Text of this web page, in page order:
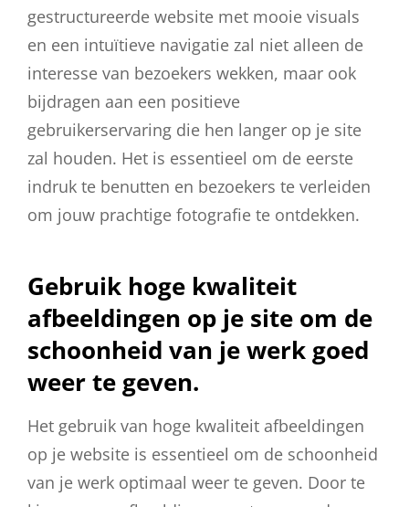
gestructureerde website met mooie visuals
en een intuïtieve navigatie zal niet alleen de
interesse van bezoekers wekken, maar ook
bijdragen aan een positieve
gebruikerservaring die hen langer op je site
zal houden. Het is essentieel om de eerste
indruk te benutten en bezoekers te verleiden
om jouw prachtige fotografie te ontdekken.
Gebruik hoge kwaliteit
afbeeldingen op je site om de
schoonheid van je werk goed
weer te geven.
Het gebruik van hoge kwaliteit afbeeldingen
op je website is essentieel om de schoonheid
van je werk optimaal weer te geven. Door te